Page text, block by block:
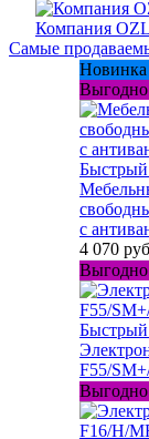
Компания
Самые
Новинка
с
4 070
F55/